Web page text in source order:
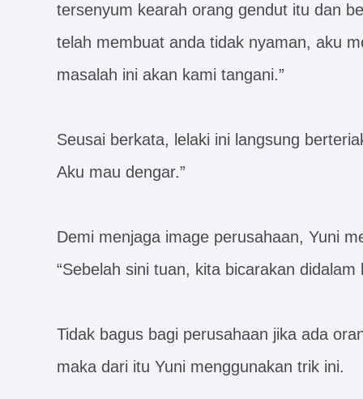
tersenyum kearah orang gendut itu dan
telah membuat anda tidak nyaman, aku
masalah ini akan kami tangani.”
Seusai berkata, lelaki ini langsung
Aku mau dengar.”
Demi menjaga image perusahaan, Yuni
“Sebelah sini tuan, kita bicarakan didalam
Tidak bagus bagi perusahaan jika ada
maka dari itu Yuni menggunakan trik ini.